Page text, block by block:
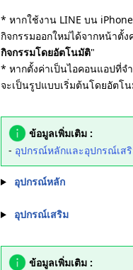
* หากใช้งาน LINE บน
กิจกรรมออกใหม่ได้จากหน้าตั้
กิจกรรมโดยอัตโนมัติ"
* หากตั้งค่าเป็นไอคอนแอปที่จ
จะเป็นรูปแบบเริ่มต้นโดยอัตโ
ข้อมูลเพิ่มเติม :
- อุปกรณ์หลักและอุปกรณ์เสริ
อุปกรณ์หลัก
อุปกรณ์เสริม
ข้อมูลเพิ่มเติม :